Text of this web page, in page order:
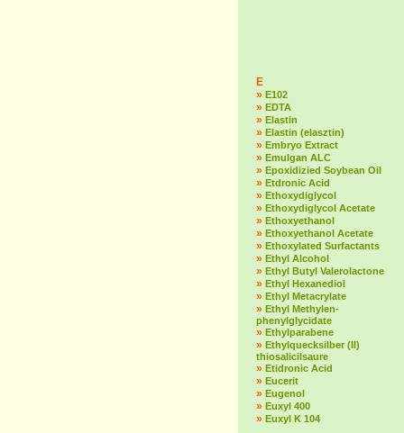
E
» E102
» EDTA
» Elastin
» Elastin (elasztin)
» Embryo Extract
» Emulgan ALC
» Epoxidizied Soybean Oil
» Etdronic Acid
» Ethoxydiglycol
» Ethoxydiglycol Acetate
» Ethoxyethanol
» Ethoxyethanol Acetate
» Ethoxylated Surfactants
» Ethyl Alcohol
» Ethyl Butyl Valerolactone
» Ethyl Hexanediol
» Ethyl Metacrylate
» Ethyl Methylen-
phenylglycidate
» Ethylparabene
» Ethylquecksilber (II)
thiosalicilsaure
» Etidronic Acid
» Eucerit
» Eugenol
» Euxyl 400
» Euxyl K 104